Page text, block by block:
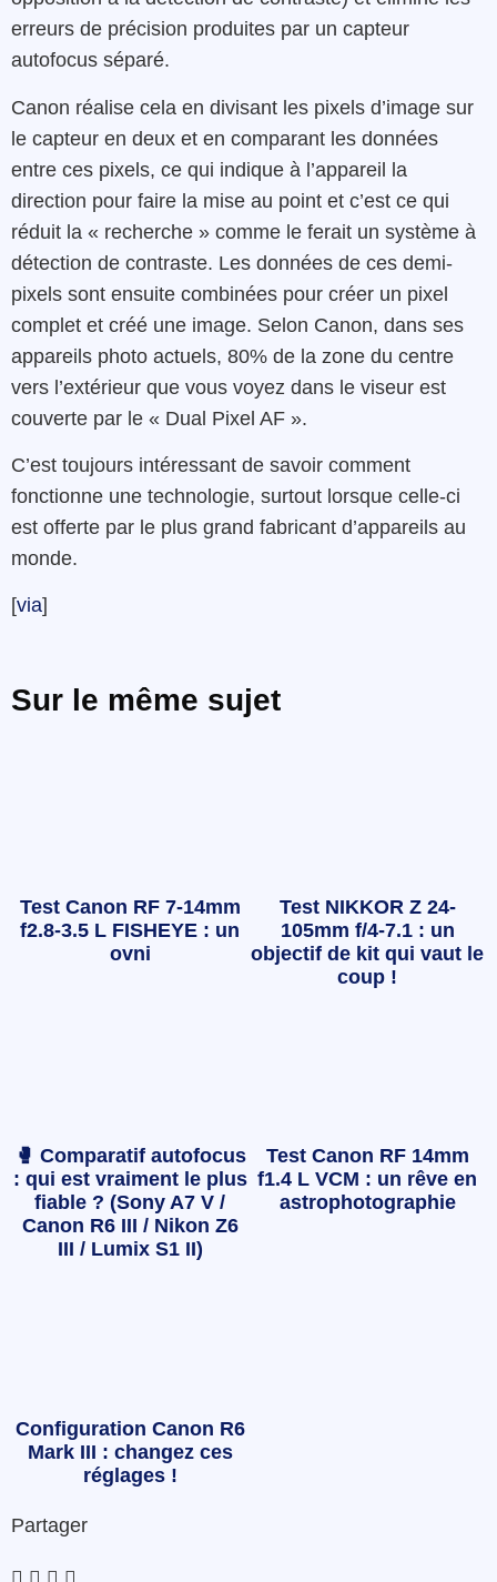
erreurs de précision produites par un capteur
autofocus séparé.
Canon réalise cela en divisant les pixels d’image sur
le capteur en deux et en comparant les données
entre ces pixels, ce qui indique à l’appareil la
direction pour faire la mise au point et c’est ce qui
réduit la « recherche » comme le ferait un système à
détection de contraste. Les données de ces demi-
pixels sont ensuite combinées pour créer un pixel
complet et créé une image. Selon Canon, dans ses
appareils photo actuels, 80% de la zone du centre
vers l’extérieur que vous voyez dans le viseur est
couverte par le « Dual Pixel AF ».
C’est toujours intéressant de savoir comment
fonctionne une technologie, surtout lorsque celle-ci
est offerte par le plus grand fabricant d’appareils au
monde.
[via]
Sur le même sujet
Test Canon RF 7-14mm
f2.8-3.5 L FISHEYE : un
ovni
Test NIKKOR Z 24-
105mm f/4-7.1 : un
objectif de kit qui vaut le
coup !
🥊 Comparatif autofocus
: qui est vraiment le plus
fiable ? (Sony A7 V /
Canon R6 III / Nikon Z6
III / Lumix S1 II)
Test Canon RF 14mm
f1.4 L VCM : un rêve en
astrophotographie
Configuration Canon R6
Mark III : changez ces
réglages !
Partager